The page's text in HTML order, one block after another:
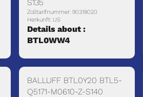
S135
Zolltarifnummer: 90318020
Herkunft: US
Details about :
BTL0WW4
BALLUFF BTL0Y20 BTL5-
Q5171-M0610-Z-S140